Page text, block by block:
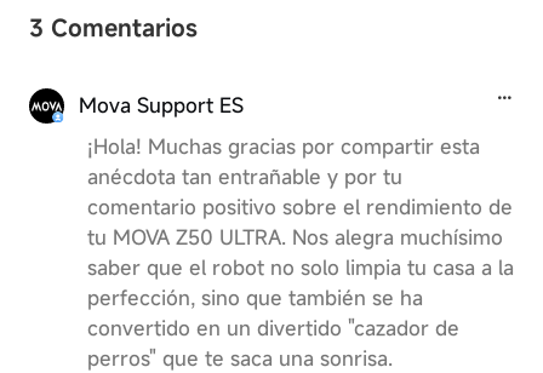
3 Comentarios
Mova Support ES
¡Hola! Muchas gracias por compartir esta
anécdota tan entrañable y por tu
comentario positivo sobre el rendimiento de
tu MOVA Z50 ULTRA. Nos alegra muchísimo
saber que el robot no solo limpia tu casa a la
perfección, sino que también se ha
convertido en un divertido "cazador de
perros" que te saca una sonrisa.